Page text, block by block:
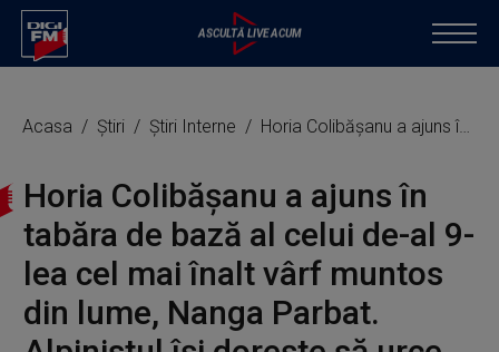
Acasa Știri Știri Interne Horia Colibăşanu a ajuns în tabăra de bază al celui de-al 9-lea cel mai înalt vârf muntos din lume, Nanga Parbat. Alpinistul își dorește să urce pe toate cele 14 vârfuri de peste 8.000 de metri
Horia Colibăşanu a ajuns în
tabăra de bază al celui de-al 9-
lea cel mai înalt vârf muntos
din lume, Nanga Parbat.